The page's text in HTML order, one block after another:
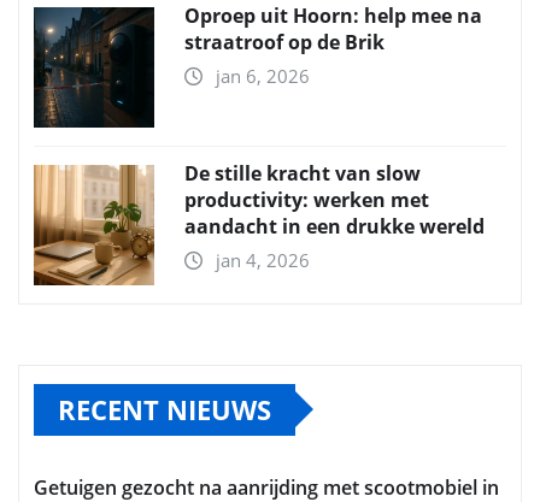
Oproep uit Hoorn: help mee na
straatroof op de Brik
jan 6, 2026
De stille kracht van slow
productivity: werken met
aandacht in een drukke wereld
jan 4, 2026
RECENT NIEUWS
Getuigen gezocht na aanrijding met scootmobiel in